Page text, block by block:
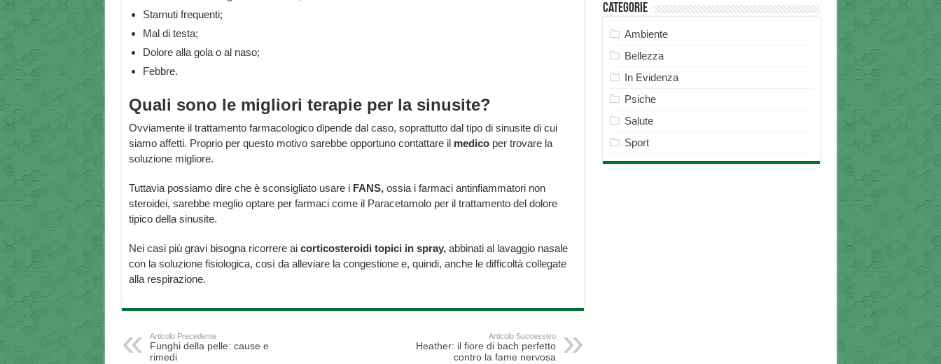
Starnuti frequenti;
Mal di testa;
Dolore alla gola o al naso;
Febbre.
Quali sono le migliori terapie per la sinusite?
Ovviamente il trattamento farmacologico dipende dal caso, soprattutto dal tipo di sinusite di cui
siamo affetti. Proprio per questo motivo sarebbe opportuno contattare il medicoper trovare la
soluzione migliore.
Tuttavia possiamo dire che è sconsigliato usare i FANS,ossia i farmaci antinfiammatori non
steroidei, sarebbe meglio optare per farmaci come il Paracetamolo per il trattamento del dolore
tipico della sinusite.
Nei casi più gravi bisogna ricorrere ai corticosteroidi topici in spray,abbinati al lavaggio nasale
con la soluzione fisiologica, così da alleviare la congestione e, quindi, anche le difficoltà collegate
alla respirazione.
Articolo Precedente
Funghi della pelle: cause e
rimedi
Articolo Successivo
Heather: il fiore di bach perfetto
contro la fame nervosa
Categorie
Ambiente
Bellezza
In Evidenza
Psiche
Salute
Sport